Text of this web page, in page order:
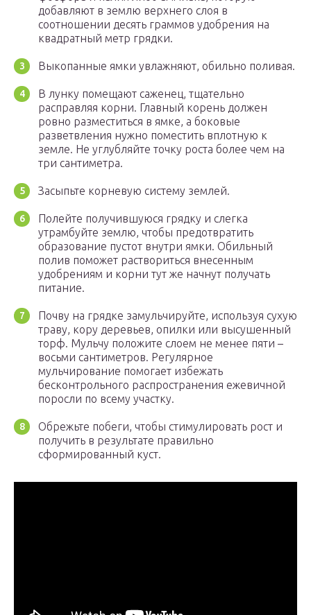
добавляют в землю верхнего слоя в
соотношении десять граммов удобрения на
квадратный метр грядки.
Выкопанные ямки увлажняют, обильно поливая.
В лунку помещают саженец, тщательно
расправляя корни. Главный корень должен
ровно разместиться в ямке, а боковые
разветвления нужно поместить вплотную к
земле. Не углубляйте точку роста более чем на
три сантиметра.
Засыпьте корневую систему землей.
Полейте получившуюся грядку и слегка
утрамбуйте землю, чтобы предотвратить
образование пустот внутри ямки. Обильный
полив поможет раствориться внесенным
удобрениям и корни тут же начнут получать
питание.
Почву на грядке замульчируйте, используя сухую
траву, кору деревьев, опилки или высушенный
торф. Мульчу положите слоем не менее пяти –
восьми сантиметров. Регулярное
мульчирование помогает избежать
бесконтрольного распространения ежевичной
поросли по всему участку.
Обрежьте побеги, чтобы стимулировать рост и
получить в результате правильно
сформированный куст.